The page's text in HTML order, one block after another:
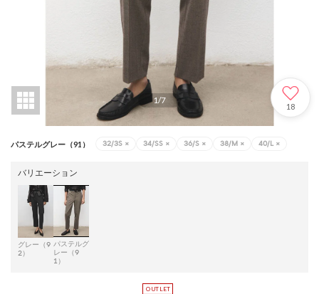
1/7
18
パステルグレー（91） 32/3S × 34/SS × 36/S × 38/M × 40/L ×
バリエーション
グレー（9
2）
パステルグ
レー（9
1）